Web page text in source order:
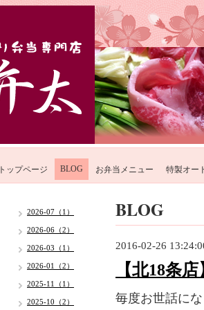
トップページ BLOG お弁当メニュー 特製オー
BLOG
2016-02-26
【北18条
毎度お世話に
2026-07（1）
2026-06（2）
2026-03（1）
2026-01（2）
2025-11（1）
2025-10（2）